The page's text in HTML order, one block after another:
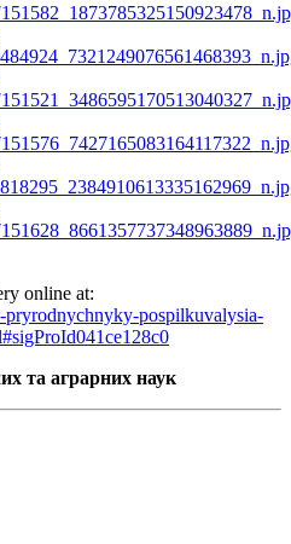
online at:
pryrodnychnyky-pospilkuvalysia-
та аграрних наук